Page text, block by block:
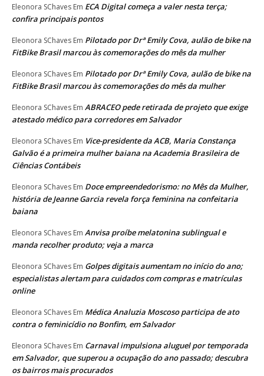
Eleonora SChaves Em ECA Digital começa a valer nesta terça;
confira principais pontos
Eleonora SChaves Em Pilotado por Drª Emily Cova, aulão de bike na
FitBike Brasil marcou às comemorações do mês da mulher
Eleonora SChaves Em Pilotado por Drª Emily Cova, aulão de bike na
FitBike Brasil marcou às comemorações do mês da mulher
Eleonora SChaves Em ABRACEO pede retirada de projeto que exige
atestado médico para corredores em Salvador
Eleonora SChaves Em Vice-presidente da ACB, Maria Constança
Galvão é a primeira mulher baiana na Academia Brasileira de
Ciências Contábeis
Eleonora SChaves Em Doce empreendedorismo: no Mês da Mulher,
história de Jeanne Garcia revela força feminina na confeitaria
baiana
Eleonora SChaves Em Anvisa proíbe melatonina sublingual e
manda recolher produto; veja a marca
Eleonora SChaves Em Golpes digitais aumentam no início do ano;
especialistas alertam para cuidados com compras e matrículas
online
Eleonora SChaves Em Médica Analuzia Moscoso participa de ato
contra o feminicídio no Bonfim, em Salvador
Eleonora SChaves Em Carnaval impulsiona aluguel por temporada
em Salvador, que superou a ocupação do ano passado; descubra
os bairros mais procurados